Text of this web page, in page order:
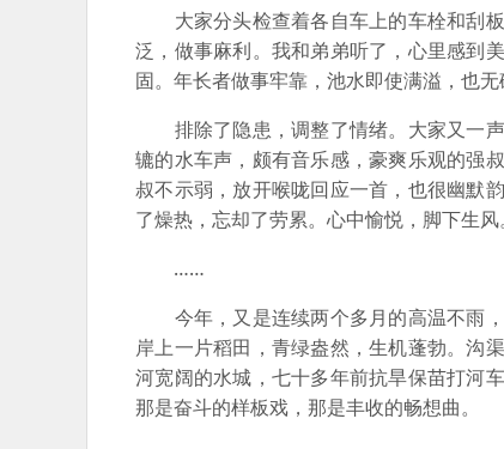
大家分头检查着各自车上的车栓和刮板
泛，做事麻利。我和弟弟听了，心里感到
固。年长者做事牢靠，池水即使满溢，也无
排除了隐患，调整了情绪。大家又一声
辘的水车声，颇有音乐感，豪爽乐观的强
叔不示弱，放开喉咙回应一首，也很幽默
了燥热，忘却了劳累。心中愉悦，脚下生
……
今年，又是连续两个多月的高温不雨，
岸上一片稻田，青绿盎然，生机蓬勃。沟
河宽阔的水城，七十多年前抗旱保苗打河
那是奋斗的样板戏，那是丰收的畅想曲。